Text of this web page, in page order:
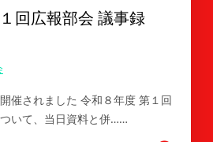
回広報部会 議事録
催されました 令和８年度 第１回
いて、当日資料と併……